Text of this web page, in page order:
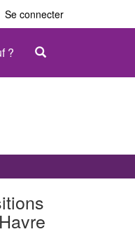
Se connecter
?